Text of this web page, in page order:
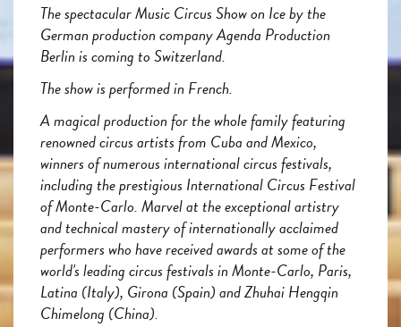
The spectacular Music Circus Show on Ice by the
German production company Agenda Production
Berlin is coming to Switzerland.
The show is performed in French.
A magical production for the whole family featuring
renowned circus artists from Cuba and Mexico,
winners of numerous international circus festivals,
including the prestigious International Circus Festival
of Monte-Carlo. Marvel at the exceptional artistry
and technical mastery of internationally acclaimed
performers who have received awards at some of the
world's leading circus festivals in Monte-Carlo, Paris,
Latina (Italy), Girona (Spain) and Zhuhai Hengqin
Chimelong (China).